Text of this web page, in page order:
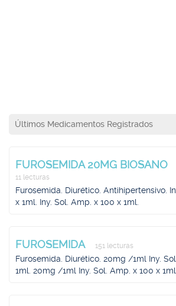
Últimos Medicamentos Registrados
FUROSEMIDA 20MG BIOSANO
11 lecturas
Furosemida. Diurético. Antihipertensivo.
x 1ml. Iny. Sol. Amp. x 100 x 1ml.
FUROSEMIDA 151 lecturas
Furosemida. Diurético. 20mg /1ml Iny.
1ml. 20mg /1ml Iny. Sol. Amp. x 100 x 1ml.